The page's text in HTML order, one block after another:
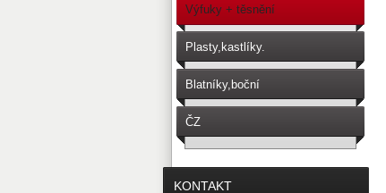
Výfuky + těsnění
Plasty,kastlíky.
Blatníky,boční
schránky,sedačky.
ČZ
476,477,487,488,471,472,482,481
KONTAKT